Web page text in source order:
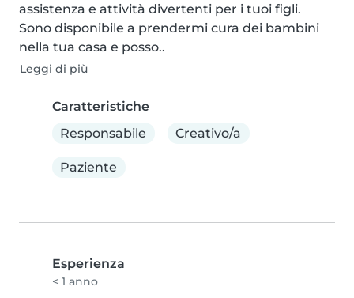
assistenza e attività divertenti per i tuoi figli.
Sono disponibile a prendermi cura dei bambini
nella tua casa e posso..
Leggi di più
Caratteristiche
Responsabile
Creativo/a
Paziente
Esperienza
< 1 anno